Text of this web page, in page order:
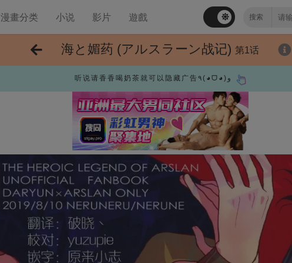
漫畫分类 小说 影片 遊戲
海と媚药 (アルスラーン战记) 第1话